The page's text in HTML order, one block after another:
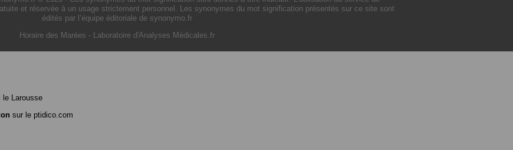
et réservée à un usage strictement personnel. Les synonymes du mot signification présentés sur ce site sont
édités par l’équipe éditoriale de synonymo.fr
Horaire des Marées - Laboratoire d'Analyses Médicales.fr
le Larousse
sur le ptidico.com